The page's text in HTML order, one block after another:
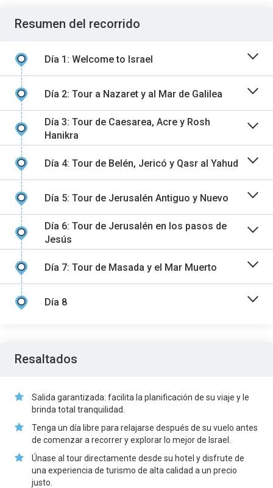
Resumen del recorrido
Día 1: Welcome to Israel
Día 2: Tour a Nazaret y al Mar de Galilea
Día 3: Tour de Caesarea, Acre y Rosh
Hanikra
Día 4: Tour de Belén, Jericó y Qasr al Yahud
Día 5: Tour de Jerusalén Antiguo y Nuevo
Día 6: Tour de Jerusalén en los pasos de
Jesús
Día 7: Tour de Masada y el Mar Muerto
Día 8
Resaltados
Salida garantizada: facilita la planificación de su viaje y le
brinda total tranquilidad.
Tenga un día libre para relajarse después de su vuelo antes
de comenzar a recorrer y explorar lo mejor de Israel.
Únase al tour directamente desde su hotel y disfrute de
una experiencia de turismo de alta calidad a un precio
justo.